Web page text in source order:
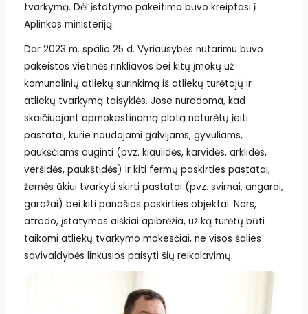
tvarkymą. Dėl įstatymo pakeitimo buvo kreiptasi į
Aplinkos ministeriją.
Dar 2023 m. spalio 25 d. Vyriausybės nutarimu buvo
pakeistos vietinės rinkliavos bei kitų įmokų už
komunalinių atliekų surinkimą iš atliekų turėtojų ir
atliekų tvarkymą taisyklės. Jose nurodoma, kad
skaičiuojant apmokestinamą plotą neturėtų įeiti
pastatai, kurie naudojami galvijams, gyvuliams,
paukščiams auginti (pvz. kiaulidės, karvidės, arklidės,
veršidės, paukštidės) ir kiti fermų paskirties pastatai,
žemės ūkiui tvarkyti skirti pastatai (pvz. svirnai, angarai,
garažai) bei kiti panašios paskirties objektai. Nors,
atrodo, įstatymas aiškiai apibrėžia, už ką turėtų būti
taikomi atliekų tvarkymo mokesčiai, ne visos šalies
savivaldybės linkusios paisyti šių reikalavimų.